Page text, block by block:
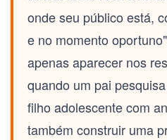
onde seu público está,
e no momento
apenas aparecer nos
quando um pai
filho adolescente com
também construir uma